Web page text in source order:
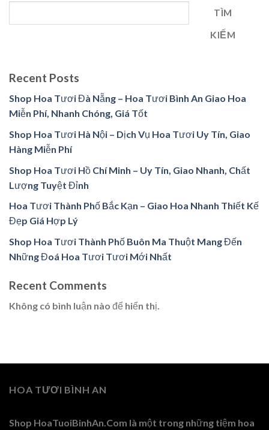
TÌM
KIẾM
Recent Posts
Shop Hoa Tươi Đà Nẵng – Hoa Tươi Bình An Giao Hoa
Miễn Phí, Nhanh Chóng, Giá Tốt
Shop Hoa Tươi Hà Nội – Dịch Vụ Hoa Tươi Uy Tín, Giao
Hàng Miễn Phí
Shop Hoa Tươi Hồ Chí Minh – Uy Tín, Giao Nhanh, Chất
Lượng Tuyệt Đỉnh
Hoa Tươi Thành Phố Bắc Kạn – Giao Hoa Nhanh Thiết Kế
Đẹp Giá Hợp Lý
Shop Hoa Tươi Thành Phố Buôn Ma Thuột Mang Đến
Những Đoá Hoa Tươi Tươi Mới Nhất
Recent Comments
Không có bình luận nào để hiển thị.
HOA TƯƠI BÌNH AN
Shop HoaTuoiBinhAn.Com là một trong những tiệm hoa